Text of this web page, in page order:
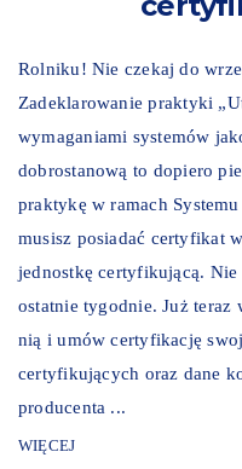
Rolniku! Nie czekaj do
Zadeklarowanie praktyki
wymaganiami systemów
dobrostanową to dopiero
praktykę w ramach
musisz posiadać certyfikat
jednostkę certyfikującą. Nie
ostatnie tygodnie. Już teraz
nią i umów certyfikację
certyfikujących oraz dane
producenta ...
WIĘCEJ